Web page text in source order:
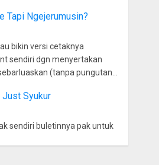
Tapi Ngejerumusin?
bikin versi cetaknya
sendiri dgn menyertakan
(tanpa pungutan…
Just Syukur
sendiri buletinnya pak untuk